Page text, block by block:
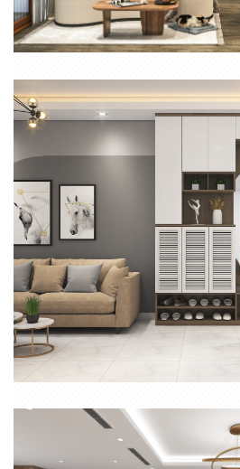
THIẾT KẾ NỘI THẤT CĂN HỘ 2
THIẾT KẾ THI CÔNG NỘI THẤT CĂN
AVENUE THỦ